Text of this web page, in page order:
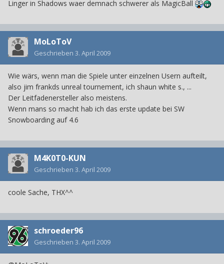
Linger in Shadows waer demnach schwerer als MagicBall
MoLoToV
Geschrieben 3. April 2009
Wie wärs, wenn man die Spiele unter einzelnen Usern aufteilt,
also jim frankds unreal tournement, ich shaun white s., ...
Der Leitfadenersteller also meistens.
Wenn mans so macht hab ich das erste update bei SW
Snowboarding auf 4.6
M4K0T0-KUN
Geschrieben 3. April 2009
coole Sache, THX^^
schroeder96
Geschrieben 3. April 2009